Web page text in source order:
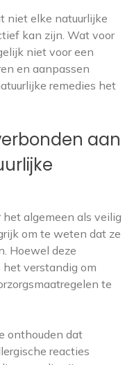
niet elke natuurlijke
kan zijn. Wat voor
niet voor een
en aanpassen
remedies het
aan
algemeen als veilig
om te weten dat ze
Hoewel deze
verstandig om
te
onthouden dat
reacties